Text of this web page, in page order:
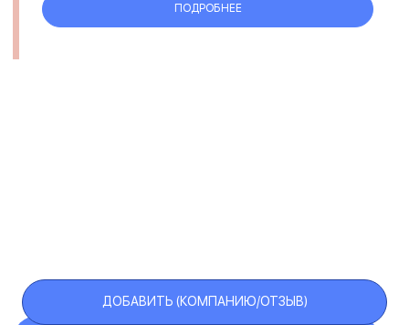
ПОДРОБНЕЕ
ДОБАВИТЬ (КОМПАНИЮ/ОТЗЫВ)